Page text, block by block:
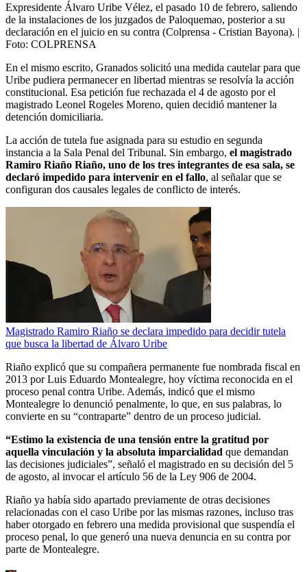
Expresidente Álvaro Uribe Vélez, el pasado 10 de febrero, saliendo
de la instalaciones de los juzgados de Paloquemao, posterior a su
declaración en el juicio en su contra (Colprensa - Cristian Bayona). |
Foto: COLPRENSA
En el mismo escrito, Granados solicitó una medida cautelar para que
Uribe pudiera permanecer en libertad mientras se resolvía la acción
constitucional. Esa petición fue rechazada el 4 de agosto por el
magistrado Leonel Rogeles Moreno, quien decidió mantener la
detención domiciliaria.
La acción de tutela fue asignada para su estudio en segunda
instancia a la Sala Penal del Tribunal. Sin embargo, el magistrado
Ramiro Riaño Riaño, uno de los tres integrantes de esa sala, se
declaró impedido para intervenir en el fallo, al señalar que se
configuran dos causales legales de conflicto de interés.
Magistrado Ramiro Riaño se declara impedido para decidir tutela
que busca la libertad de Álvaro Uribe
Riaño explicó que su compañera permanente fue nombrada fiscal en
2013 por Luis Eduardo Montealegre, hoy víctima reconocida en el
proceso penal contra Uribe. Además, indicó que el mismo
Montealegre lo denunció penalmente, lo que, en sus palabras, lo
convierte en su “contraparte” dentro de un proceso judicial.
“Estimo la existencia de una tensión entre la gratitud por
aquella vinculación y la absoluta imparcialidad que demandan
las decisiones judiciales”, señaló el magistrado en su decisión del 5
de agosto, al invocar el artículo 56 de la Ley 906 de 2004.
Riaño ya había sido apartado previamente de otras decisiones
relacionadas con el caso Uribe por las mismas razones, incluso tras
haber otorgado en febrero una medida provisional que suspendía el
proceso penal, lo que generó una nueva denuncia en su contra por
parte de Montealegre.